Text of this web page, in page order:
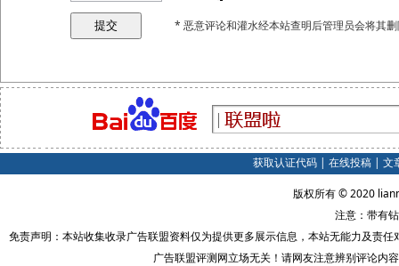
* 恶意评论和灌水经本站查明后管理员会将其
获取认证代码| 在线投稿| 文
版权所有 © 2020
注意：带有
免责声明：本站收集收录广告联盟资料仅为提供更多展示信息，本站无能力及责
广告联盟评测网立场无关！请网友注意辨别评论内